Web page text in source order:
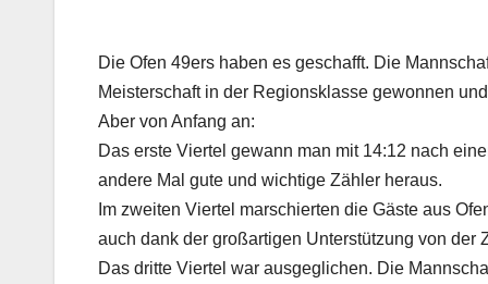
Die Ofen 49ers haben es geschafft. Die
Meisterschaft in der Regionsklasse gewonnen
Aber von Anfang an:
Das erste Viertel gewann man mit 14:12 nach
andere Mal gute und wichtige Zähler heraus.
Im zweiten Viertel marschierten die Gäste aus
auch dank der großartigen Unterstützung von der
Das dritte Viertel war ausgeglichen. Die